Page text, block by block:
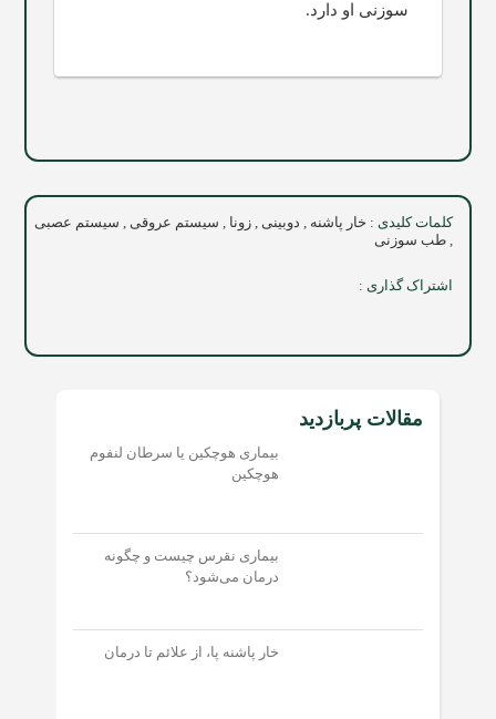
سوزنی او دارد.
کلمات کلیدی : خار پاشنه , دوبینی ,زونا , سیستم عروقی , سیستم عصبی
,طب سوزنی
اشتراک گذاری :
مقالات پربازدید
بیماری هوچکین یا سرطان لنفوم
هوچکین
بیماری نقرس چیست و چگونه
درمان می‌شود؟
خار پاشنه پا، از علائم تا درمان